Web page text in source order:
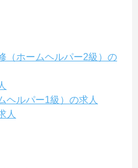
（ホームヘルパー2級）の
ヘルパー1級）の求人
人